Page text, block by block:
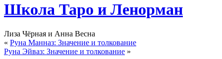
Школа Таро и Ленорман
Лиза Чёрная и Анна Весна
« Руна Манназ: Значение и толкование
Руна Эйваз: Значение и толкование »